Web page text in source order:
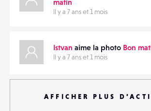
matin
Il y a 7 ans et 1 mois
Istvan aime la photo Bon
Il y a 7 ans et 1 mois
AFFICHER PLUS